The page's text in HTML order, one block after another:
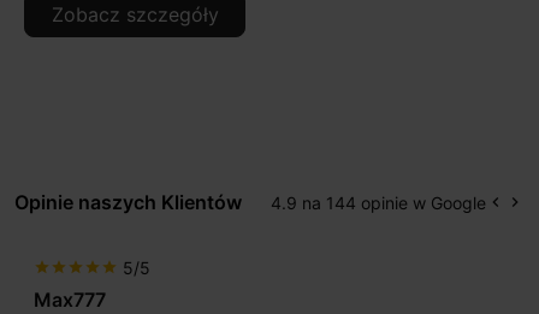
Zobacz szczegóły
Opinie naszych Klientów 4.9 na 144 opinie w Google keyboard_arrow_left keyboard_arrow_right
star star star star star 5/5
Max777